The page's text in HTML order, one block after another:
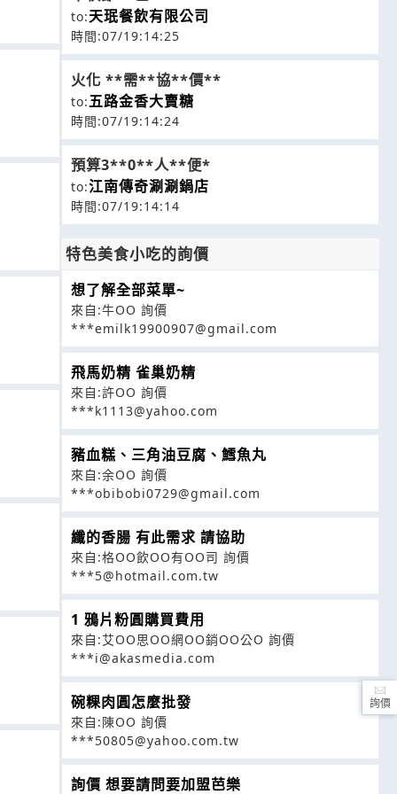
to:天珉餐飲有限公司
時間:07/19:14:25
火化 **需**協**價**
to:五路金香大賣糖
時間:07/19:14:24
預算3**0**人**便*
to:江南傳奇涮涮鍋店
時間:07/19:14:14
特色美食小吃的詢價
想了解全部菜單~
來自:牛OO 詢價
***emilk19900907@gmail.com
飛馬奶精 雀巢奶精
來自:許OO 詢價
***k1113@yahoo.com
豬血糕、三角油豆腐、鱈魚丸
來自:余OO 詢價
***obibobi0729@gmail.com
纖的香腸 有此需求 請協助
來自:格OO飲OO有OO司 詢價
***5@hotmail.com.tw
1 鴉片粉圓購買費用
來自:艾OO思OO網OO銷OO公O 詢價
***i@akasmedia.com
碗粿肉圓怎麼批發
來自:陳OO 詢價
***50805@yahoo.com.tw
詢價 想要請問要加盟芭樂
詢價